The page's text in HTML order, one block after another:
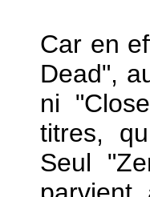
Car en
Dead",
ni
titres,
Seul